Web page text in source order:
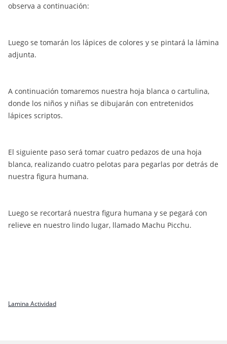
observa a continuación:
Luego se tomarán los lápices de colores y se pintará la lámina
adjunta.
A continuación tomaremos nuestra hoja blanca o cartulina,
donde los niños y niñas se dibujarán con entretenidos
lápices scriptos.
El siguiente paso será tomar cuatro pedazos de una hoja
blanca, realizando cuatro pelotas para pegarlas por detrás de
nuestra figura humana.
Luego se recortará nuestra figura humana y se pegará con
relieve en nuestro lindo lugar, llamado Machu Picchu.
Lamina Actividad